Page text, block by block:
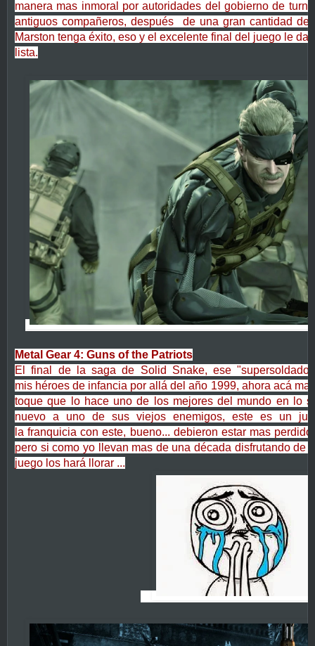
manera mas inmoral por autoridades del gobierno de
antiguos compañeros, después de una gran cantidad de
Marston tenga éxito, eso y el excelente final del juego le
lista.
Metal Gear 4: Guns of the Patriots
El final de la saga de Solid Snake, ese
mis héroes de infancia por allá del año 1999, ahora acá
toque que lo hace uno de los mejores del mundo en lo
nuevo a uno de sus viejos enemigos, este es un
la franquicia con este, bueno... debieron estar mas
pero si como yo llevan mas de una década disfrutando de
juego los hará llorar ...